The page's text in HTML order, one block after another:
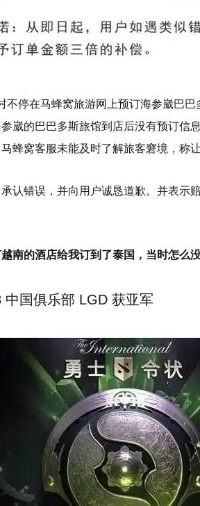
不停在马蜂窝旅游网上预订海参崴巴
崴的巴巴多斯旅馆到店后没有预订信
蜂窝客服未能及时了解旅客窘境，称
认错误，并向用户诚恳道歉。并表示
南的酒店给我订到了泰国，当时怎么
中国俱乐部 LGD 获亚军